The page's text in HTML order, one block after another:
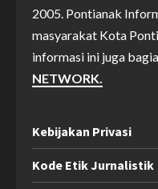
2005. Pontianak
masyarakat Kota
informasi ini juga
NETWORK.
Kebijakan Privasi
Kode Etik Jurnalistik